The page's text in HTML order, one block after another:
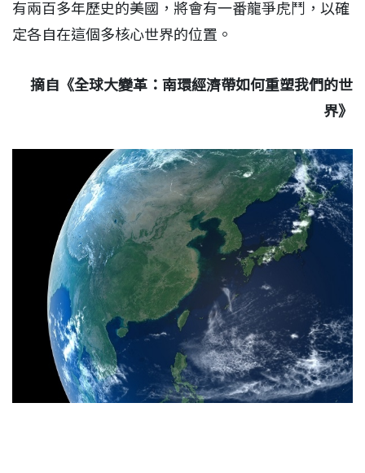
有兩百多年歷史的美國，將會有一番龍爭虎鬥，以確
定各自在這個多核心世界的位置。
摘自《全球大變革：南環經濟帶如何重塑我們的世
界》